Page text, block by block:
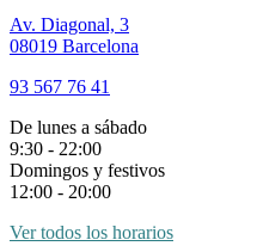
Av. Diagonal, 3
08019 Barcelona
93 567 76 41
De lunes a sábado
9:30 - 22:00
Domingos y festivos
12:00 - 20:00
Ver todos los horarios